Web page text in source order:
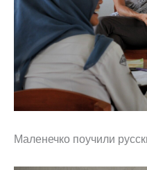
Маленечко поучили